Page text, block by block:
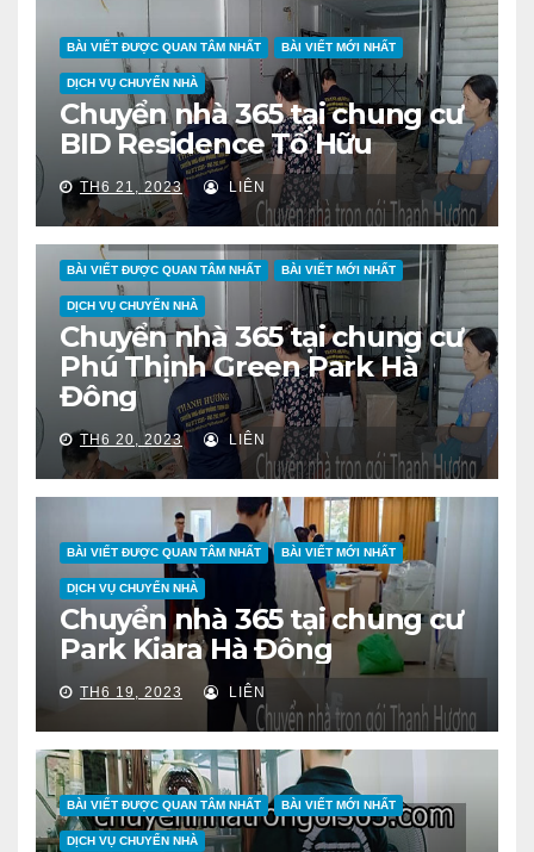
BÀI VIẾT ĐƯỢC QUAN TÂM NHẤT BÀI VIẾT MỚI NHẤT
DỊCH VỤ CHUYỂN NHÀ
Chuyển nhà 365 tại chung cư
BID Residence Tố Hữu
TH6 21, 2023 LIÊN
BÀI VIẾT ĐƯỢC QUAN TÂM NHẤT BÀI VIẾT MỚI NHẤT
DỊCH VỤ CHUYỂN NHÀ
Chuyển nhà 365 tại chung cư
Phú Thịnh Green Park Hà
Đông
TH6 20, 2023 LIÊN
BÀI VIẾT ĐƯỢC QUAN TÂM NHẤT BÀI VIẾT MỚI NHẤT
DỊCH VỤ CHUYỂN NHÀ
Chuyển nhà 365 tại chung cư
Park Kiara Hà Đông
TH6 19, 2023 LIÊN
BÀI VIẾT ĐƯỢC QUAN TÂM NHẤT BÀI VIẾT MỚI NHẤT
DỊCH VỤ CHUYỂN NHÀ